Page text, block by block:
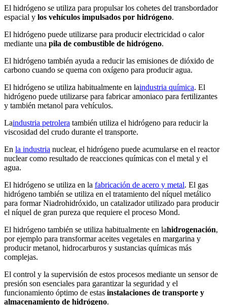
El hidrógeno se utiliza para propulsar los cohetes del transbordador
espacial y los vehículos impulsados por hidrógeno.
El hidrógeno puede utilizarse para producir electricidad o calor
mediante una pila de combustible de hidrógeno.
El hidrógeno también ayuda a reducir las emisiones de dióxido de
carbono cuando se quema con oxígeno para producir agua.
El hidrógeno se utiliza habitualmente en laindustria química. El
hidrógeno puede utilizarse para fabricar amoniaco para fertilizantes
y también metanol para vehículos.
Laindustria petrolera también utiliza el hidrógeno para reducir la
viscosidad del crudo durante el transporte.
En la industria nuclear, el hidrógeno puede acumularse en el reactor
nuclear como resultado de reacciones químicas con el metal y el
agua.
El hidrógeno se utiliza en la fabricación de acero y metal. El gas
hidrógeno también se utiliza en el tratamiento del níquel metálico
para formar Niadrohidróxido, un catalizador utilizado para producir
el níquel de gran pureza que requiere el proceso Mond.
El hidrógeno también se utiliza habitualmente en lahidrogenación,
por ejemplo para transformar aceites vegetales en margarina y
producir metanol, hidrocarburos y sustancias químicas más
complejas.
El control y la supervisión de estos procesos mediante un sensor de
presión son esenciales para garantizar la seguridad y el
funcionamiento óptimo de estas instalaciones de transporte y
almacenamiento de hidrógeno.